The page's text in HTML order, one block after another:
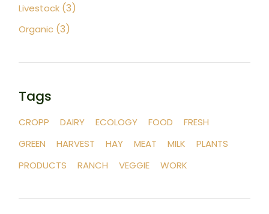
Livestock (3)
Organic (3)
Tags
CROPP DAIRY ECOLOGY FOOD
FRESH
GREEN
HARVEST HAY MEAT MILK
PLANTS
PRODUCTS
RANCH VEGGIE WORK